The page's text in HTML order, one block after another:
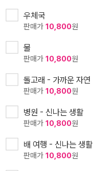
우체국
판매가 10,800원
물
판매가 10,800원
돌고래 - 가까운 자연
판매가 10,800원
병원 - 신나는 생활
판매가 10,800원
배 여행 - 신나는 생활
판매가 10,800원